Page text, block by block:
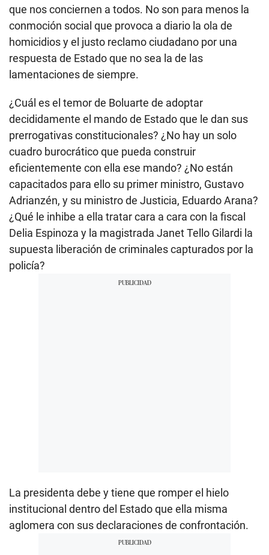
que nos conciernen a todos. No son para menos la
conmoción social que provoca a diario la ola de
homicidios y el justo reclamo ciudadano por una
respuesta de Estado que no sea la de las
lamentaciones de siempre.
¿Cuál es el temor de Boluarte de adoptar
decididamente el mando de Estado que le dan sus
prerrogativas constitucionales? ¿No hay un solo
cuadro burocrático que pueda construir
eficientemente con ella ese mando? ¿No están
capacitados para ello su primer ministro, Gustavo
Adrianzén, y su ministro de Justicia, Eduardo Arana?
¿Qué le inhibe a ella tratar cara a cara con la fiscal
Delia Espinoza y la magistrada Janet Tello Gilardi la
supuesta liberación de criminales capturados por la
policía?
La presidenta debe y tiene que romper el hielo
institucional dentro del Estado que ella misma
aglomera con sus declaraciones de confrontación.